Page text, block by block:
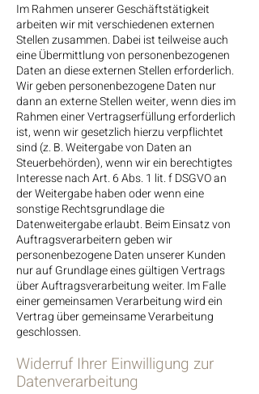
Im Rahmen unserer Geschäftstätigkeit
arbeiten wir mit verschiedenen externen
Stellen zusammen. Dabei ist teilweise auch
eine Übermittlung von personenbezogenen
Daten an diese externen Stellen erforderlich.
Wir geben personenbezogene Daten nur
dann an externe Stellen weiter, wenn dies im
Rahmen einer Vertragserfüllung erforderlich
ist, wenn wir gesetzlich hierzu verpflichtet
sind (z. B. Weitergabe von Daten an
Steuerbehörden), wenn wir ein berechtigtes
Interesse nach Art. 6 Abs. 1 lit. f DSGVO an
der Weitergabe haben oder wenn eine
sonstige Rechtsgrundlage die
Datenweitergabe erlaubt. Beim Einsatz von
Auftragsverarbeitern geben wir
personenbezogene Daten unserer Kunden
nur auf Grundlage eines gültigen Vertrags
über Auftragsverarbeitung weiter. Im Falle
einer gemeinsamen Verarbeitung wird ein
Vertrag über gemeinsame Verarbeitung
geschlossen.
Widerruf Ihrer Einwilligung zur
Datenverarbeitung